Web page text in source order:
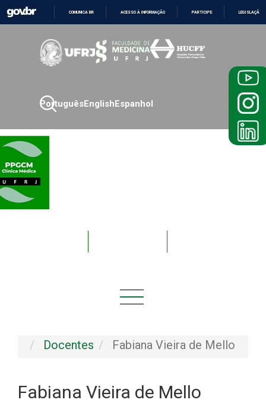
O
CONTEÚDO
COMUNICA BR ACESSO À INFORMAÇÃO PARTICIPE LEGISLAÇÃO
PortuguêsEnglishEspanhol
Docentes
Fabiana Vieira de Mello
Fabiana Vieira de Mello